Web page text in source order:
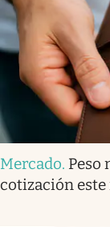
Mercado. Peso
cotización este